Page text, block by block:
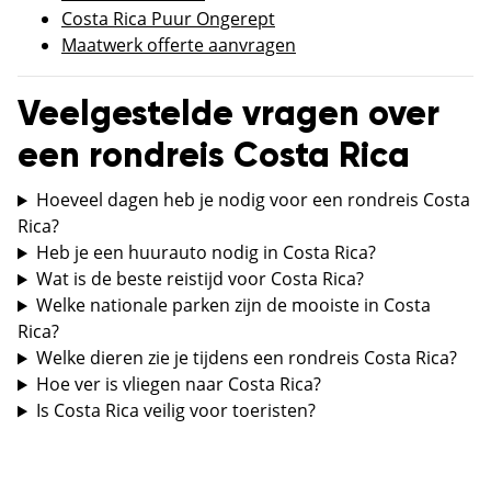
Costa Rica Puur Ongerept
Maatwerk offerte aanvragen
Veelgestelde vragen over
een rondreis Costa Rica
Hoeveel dagen heb je nodig voor een rondreis Costa
Rica?
Heb je een huurauto nodig in Costa Rica?
Wat is de beste reistijd voor Costa Rica?
Welke nationale parken zijn de mooiste in Costa
Rica?
Welke dieren zie je tijdens een rondreis Costa Rica?
Hoe ver is vliegen naar Costa Rica?
Is Costa Rica veilig voor toeristen?